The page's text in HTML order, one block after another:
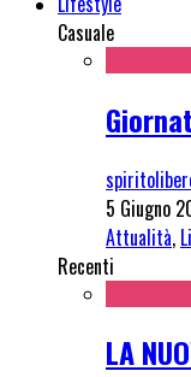
Casuale
5 Giugno
Attualità,
Recenti
LA